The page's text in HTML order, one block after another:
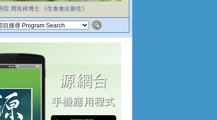
症 周兆祥博士 《生食食出新生》